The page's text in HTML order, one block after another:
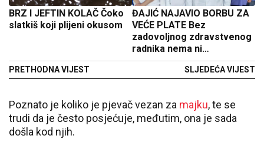
BRZ I JEFTIN KOLAČ Čoko
slatkiš koji plijeni okusom
PRETHODNA VIJEST
ĐAJIĆ NAJAVIO BORBU ZA
VEĆE PLATE Bez
zadovoljnog zdravstvenog
radnika nema ni
zadovoljnog pacijenta
SLJEDEĆA VIJEST
Poznato je koliko je pjevač vezan za majku, te se
trudi da je često posjećuje, međutim, ona je sada
došla kod njih.